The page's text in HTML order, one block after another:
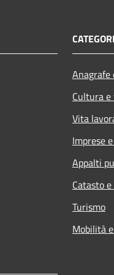
Cultura
Vita
Imprese
Appalti
Catasto
Turismo
Mobilità